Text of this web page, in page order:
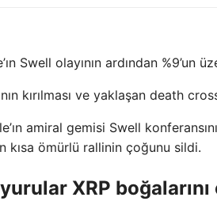
Swell olayının ardından
kırılması ve yaklaşan death
amiral gemisi Swell
kısa ömürlü rallinin çoğunu sildi.
XRP